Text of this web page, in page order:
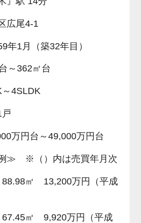
尾4-1
1月（築32年目）
362㎡台
4SLDK
万円台～49,000万円台
≫ ※（）内は売買年月次
㎡ 13,200万円（平成
㎡ 9,920万円（平成